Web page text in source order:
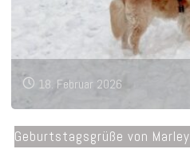
18. Februar 2026
Geburtstagsgrüße von Marley